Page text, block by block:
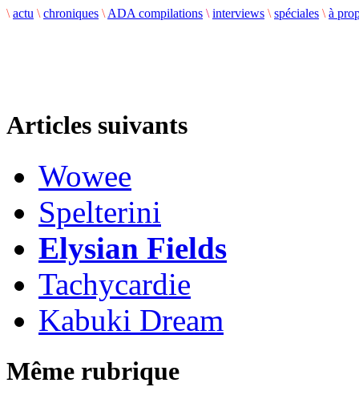
\ actu \ chroniques \ ADA compilations \ interviews \ spéciales \ à
Articles suivants
Wowee
Spelterini
Elysian Fields
Tachycardie
Kabuki Dream
Même rubrique